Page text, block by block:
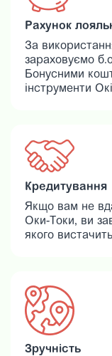
Рахунок
За
зараховуємо
Бонусними
інструменти
Кредитування
Якщо вам не
Оки-Токи, ви
якого
Зручність